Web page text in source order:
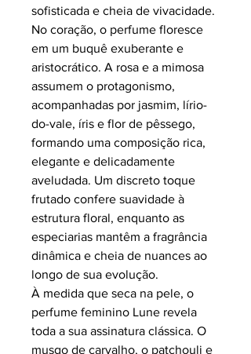
sofisticada e cheia de vivacidade.
No coração, o perfume floresce
em um buquê exuberante e
aristocrático. A rosa e a mimosa
assumem o protagonismo,
acompanhadas por jasmim, lírio-
do-vale, íris e flor de pêssego,
formando uma composição rica,
elegante e delicadamente
aveludada. Um discreto toque
frutado confere suavidade à
estrutura floral, enquanto as
especiarias mantêm a fragrância
dinâmica e cheia de nuances ao
longo de sua evolução.
À medida que seca na pele, o
perfume feminino Lune revela
toda a sua assinatura clássica. O
musgo de carvalho, o patchouli e